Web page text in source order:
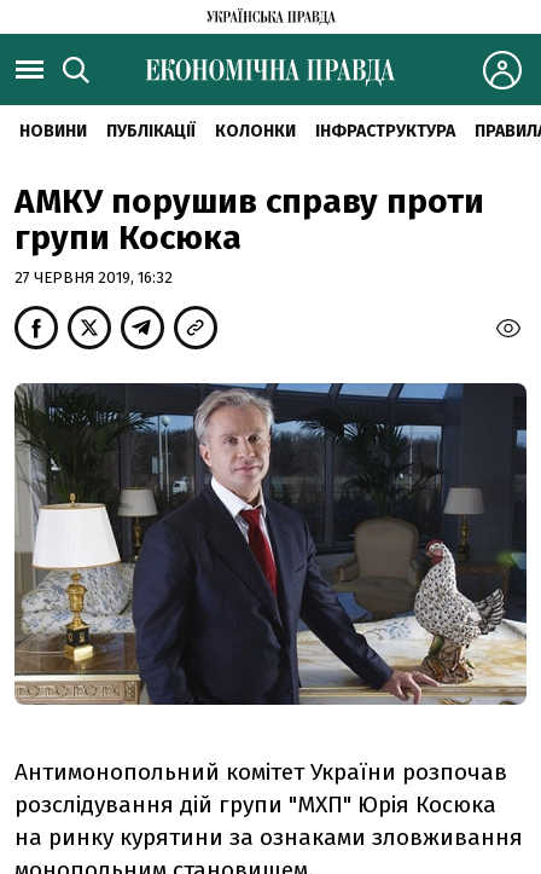
НОВИНИ ПУБЛІКАЦІЇ КОЛОНКИ ІНФРАСТРУКТУРА
АМКУ порушив справу проти
групи Косюка
27 ЧЕРВНЯ 2019, 16:32
Антимонопольний комітет України розпочав
розслідування дій групи "МХП" Юрія Косюка
на ринку курятини за ознаками зловживання